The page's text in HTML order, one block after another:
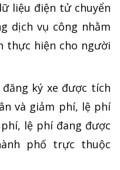
liệu điện tử chuyển
dịch vụ công nhằm
thực hiện cho người
ký xe được tích
và giảm phí, lệ phí
lệ phí đang được
phố trực thuộc